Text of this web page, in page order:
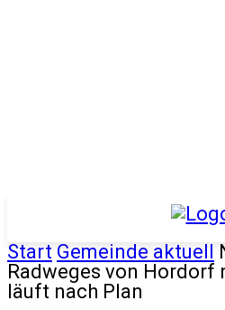
Start Gemeinde aktuell
Radweges von Hordorf
läuft nach Plan